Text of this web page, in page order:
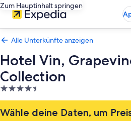
Zum Hauptinhalt springen
Alle Unterkünfte anzeigen
Hotel Vin,
Collection
4.5-
Sterne-
Unterkunft
Wähle deine Daten, um